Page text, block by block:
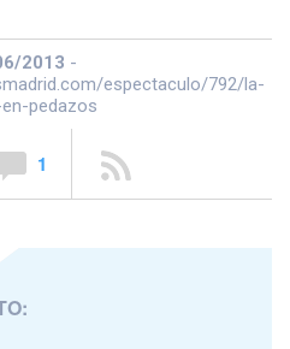
2013 -
espectaculo/792/la-
pedazos
1